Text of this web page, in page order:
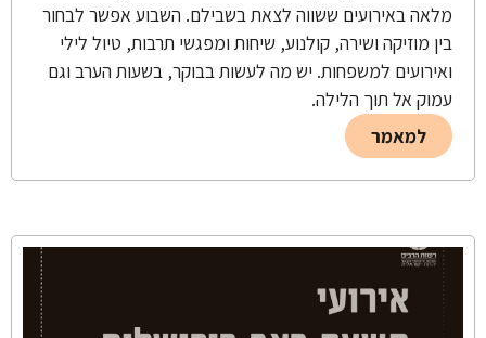
מלאה באירועים ששווה לצאת בשבילם. השבוע אפשר לבחור
בין מוזיקה ושירה, קולנוע, שיחות ומפגשי תרבות, טיול לילי
ואירועים למשפחות. יש מה לעשות בבוקר, בשעות הערב וגם
עמוק אל תוך הלילה.
למאמר